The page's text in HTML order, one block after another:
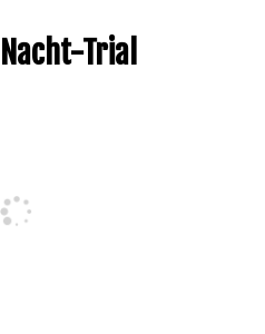
Trial